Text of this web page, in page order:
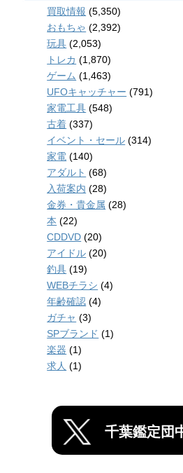
買取情報 (5,350)
おもちゃ (2,392)
玩具 (2,053)
トレカ (1,870)
ゲーム (1,463)
UFOキャッチャー (791)
家電工具 (548)
古着 (337)
イベント・セール (314)
家電 (140)
アダルト (68)
入荷案内 (28)
金券・貴金属 (28)
本 (22)
CDDVD (20)
アイドル (20)
釣具 (19)
WEBチラシ (4)
年齢確認 (4)
ガチャ (3)
SPブランド (1)
楽器 (1)
求人 (1)
千葉鑑定団